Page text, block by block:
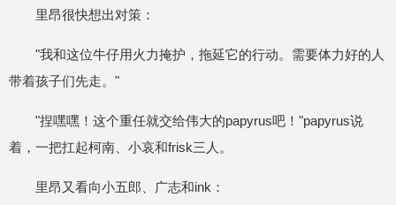
里昂很快想出对策：
"我和这位牛仔用火力掩护，拖延它的行动。需要体力好的人
带着孩子们先走。"
"捏嘿嘿！这个重任就交给伟大的papyrus吧！"papyrus说
着，一把扛起柯南、小哀和frisk三人。
里昂又看向小五郎、广志和ink：